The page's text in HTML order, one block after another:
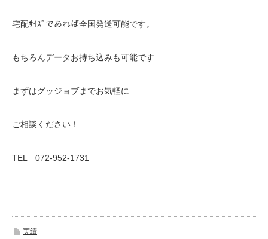
宅配ｻｲｽﾞであれば全国発送可能です。
もちろんデータお持ち込みも可能です
まずはグッジョブまでお気軽に
ご相談ください！
TEL 072-952-1731
実績